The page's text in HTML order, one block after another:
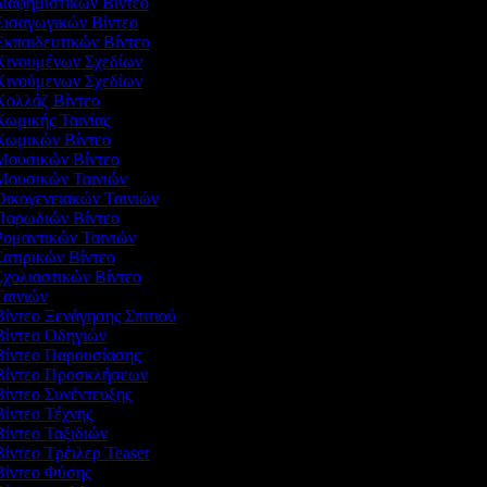
Βίντεο
Βίντεο
Σχεδίων
Σχεδίων
Βίντεο
Ταινίας
Βίντεο
Βίντεο
Ταινιών
Ταινιών
Βίντεο
Ταινιών
Βίντεο
Βίντεο
Ξενάγησης Σπιτιού
Οδηγιών
Παρουσίασης
Προσκλήσεων
Συνέντευξης
Τέχνης
Ταξιδιών
Τρέιλερ Teaser
Φύσης